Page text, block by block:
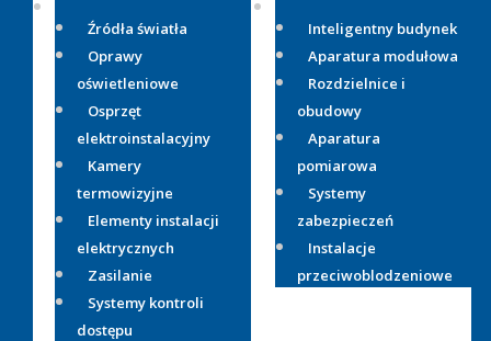
Źródła światła
Oprawy
oświetleniowe
Osprzęt
elektroinstalacyjny
Kamery
termowizyjne
Elementy instalacji
elektrycznych
Zasilanie
Systemy kontroli
dostępu
Inteligentny budynek
Aparatura modułowa
Rozdzielnice i
obudowy
Aparatura
pomiarowa
Systemy
zabezpieczeń
Instalacje
przeciwoblodzeniowe